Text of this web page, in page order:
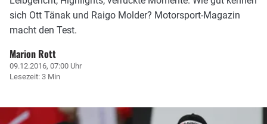
sich Ott Tänak und Raigo Molder? Motorsport-Magazin
macht den Test.
Marion Rott
09.12.2016, 07:00 Uhr
Lesezeit: 3 Min